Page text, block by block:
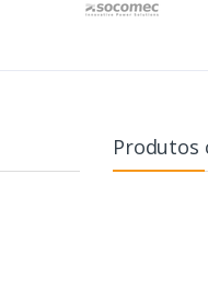
Produtos